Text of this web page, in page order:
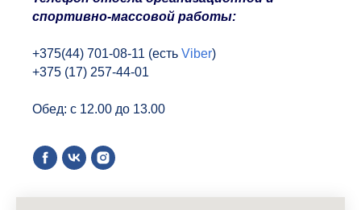
спортивно-массовой работы:
+375(44) 701-08-11 (есть Viber)
+375 (17) 257-44-01
Обед: с 12.00 до 13.00